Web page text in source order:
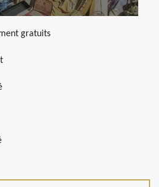
gratuits